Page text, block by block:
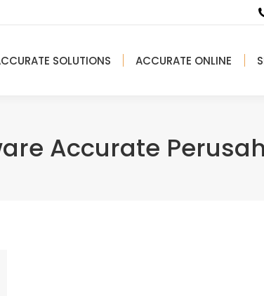
SOLUTIONS ACCURATE ONLINE
Accurate